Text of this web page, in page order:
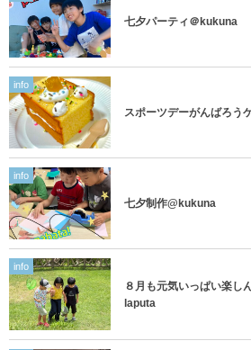
七夕パーティ＠kukuna
info
スポーツデーがんばろう
info
七夕制作@kukuna
info
８月も元気いっぱい楽し
laputa